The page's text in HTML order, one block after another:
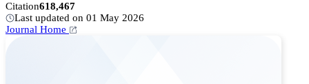
Citation618,467
Last updated on 01 May 2026
Journal Home